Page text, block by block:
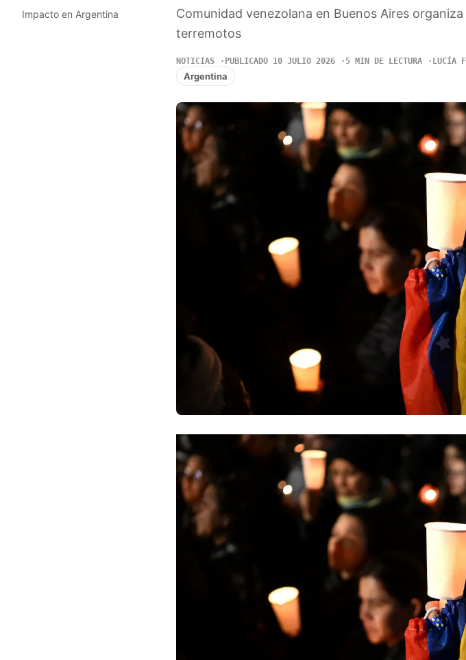
Impacto en Argentina
Comunidad venezolana en Buenos Aires
terremotos
NOTICIAS PUBLICADO 10 JULIO 2026 5 MIN DE LECTURA LUCÍA
Argentina